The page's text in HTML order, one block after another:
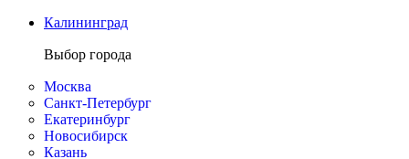
Калининград
Выбор города
Москва
Санкт-Петербург
Екатеринбург
Новосибирск
Казань